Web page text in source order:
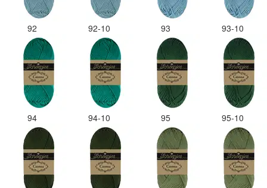
92 92-10 93 93-10
94 94-10 95 95-10